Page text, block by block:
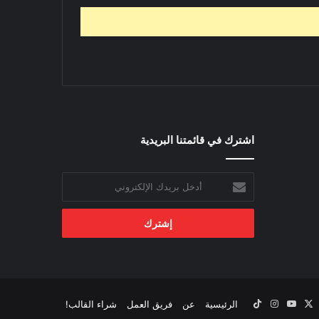
اشترك في قائمتنا البريدية
بريدك
الإلكتروني
الرئيسية عن فريق العمل شراء القالب! ‫YouTubeانستقرام‫TikTok